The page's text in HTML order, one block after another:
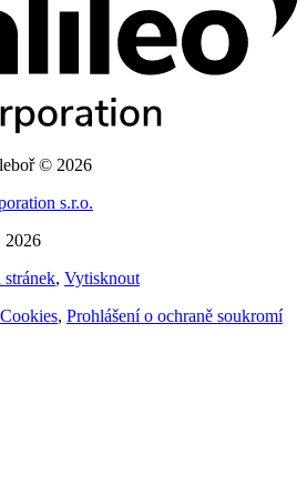
© 2026
s.r.o.
2026
stránek, Vytisknout
Cookies, Prohlášení o ochraně soukromí